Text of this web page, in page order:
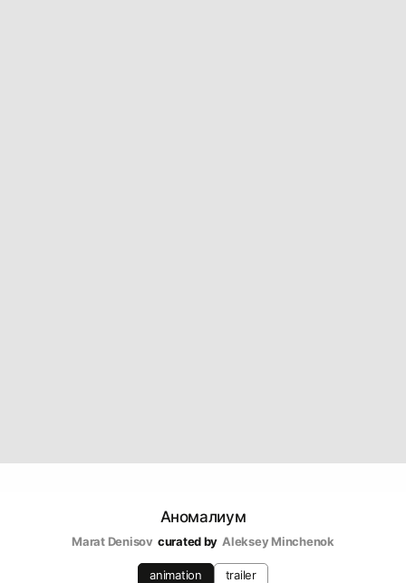
Аномалиум
Marat Denisov curated by Aleksey Minchenok
animation trailer